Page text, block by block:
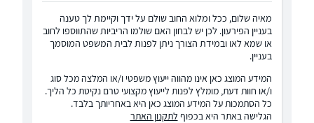
מאיה שלום, ככל ומלוא החוב שולם על ידך וקיימת לך טענה
בעניין הפירעון. לכן יש לבחון האם שולמו הריביות שהתווספו לחוב
או שמא לאו ובמידת הצורך ניתן לפנות לבית המשפט המוסמך
בעניין.
המידע המוצג כאן אינו מהווה ייעוץ משפטי ו/או המלצה מכל סוג
ו/או חוות דעת, מומלץ לפנות לייעוץ מקצועי טרם נקיטת כל הליך.
כל הסתמכות על המידע המוצג כאן היא באחריותך בלבד.
הגלישה באתר היא בכפוף לתקנון האתר